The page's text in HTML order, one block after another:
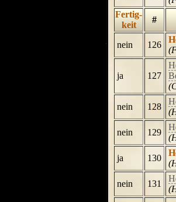
Fertig-
keit
#
nein 126
ja 127
nein 128
nein 129
ja 130
nein 131